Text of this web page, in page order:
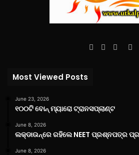
Facebook
Twitter
Most Viewed Posts
June 23, 2026
୧୦୦ଟି ବୋନ୍ ମ୍ୟାରୋ ଟ୍ରାନସପ୍ଲାଣ୍ଟ
June 8, 2026
ଲକ୍‌ଡାଉନ୍‌ରେ ରହିଲେ NEET ପ୍ରଶ୍ନପତ୍ର
June 8, 2026